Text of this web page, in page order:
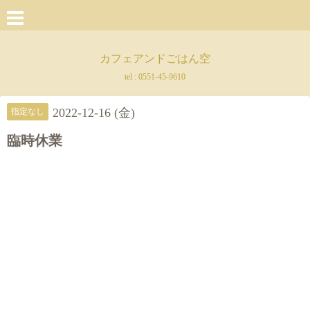
カフェアンドごはん空
tel : 0551-45-9610
指定なし 2022-12-16 (金)
臨時休業